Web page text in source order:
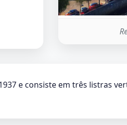
e consiste em três listras